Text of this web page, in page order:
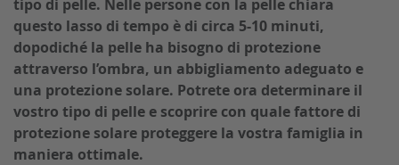
Cura di bambini e bebè
Spazzole per il corpo
tipo di pelle. Nelle persone con la pelle chiara
questo lasso di tempo è di circa 5-10 minuti,
dopodiché la pelle ha bisogno di protezione
attraverso l’ombra, un abbigliamento adeguato e
una protezione solare. Potrete ora determinare il
vostro tipo di pelle e scoprire con quale fattore di
protezione solare proteggere la vostra famiglia in
maniera ottimale.